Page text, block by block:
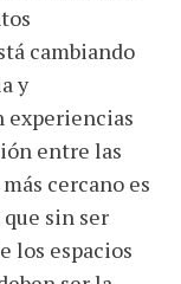
cambiando
y
experiencias
entre las
cercano es
sin ser
los espacios